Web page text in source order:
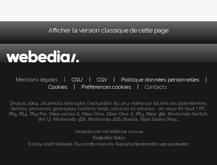
Afficher la version classique de cette page
Mentions légales CGU CGV Politique données personnelles
Cookies
Préférences cookies Contacts
Depuis 2004, JeuxActu décrypte l'actualité du jeu vidéo sur toutes les plateformes.
Sorties, previews, gameplay, trailers, tests, astuces et soluces... on vous dit tout ! PC,
PS5, PS4, PS4 Pro, Xbox series X, Xbox One, Xbox One X, PS3, Xbox 360, Nintendo Switch,
Wii U, Nintendo 3DS, Nintendo 2DS, Stadia, Xbox Game Pass...
Jeuxactu.com est édité par Webedia
Réalisation Vitalyn
© 2004-2026 Webedia. Tous droits réservés. Reproduction interdite sans autorisation.